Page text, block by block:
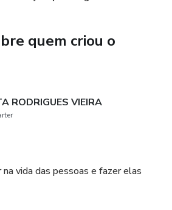
quem criou o
RODRIGUES VIEIRA
na vida das pessoas e fazer elas